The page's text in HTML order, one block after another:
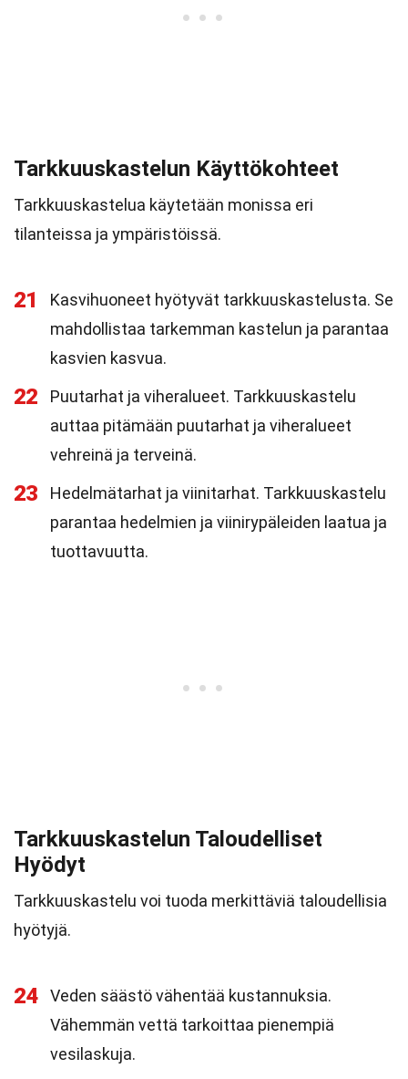
Tarkkuuskastelun Käyttökohteet
Tarkkuuskastelua käytetään monissa eri
tilanteissa ja ympäristöissä.
21
Kasvihuoneet hyötyvät tarkkuuskastelusta. Se
mahdollistaa tarkemman kastelun ja parantaa
kasvien kasvua.
22
Puutarhat ja viheralueet. Tarkkuuskastelu
auttaa pitämään puutarhat ja viheralueet
vehreinä ja terveinä.
23
Hedelmätarhat ja viinitarhat. Tarkkuuskastelu
parantaa hedelmien ja viinirypäleiden laatua ja
tuottavuutta.
Tarkkuuskastelun Taloudelliset
Hyödyt
Tarkkuuskastelu voi tuoda merkittäviä taloudellisia
hyötyjä.
24
Veden säästö vähentää kustannuksia.
Vähemmän vettä tarkoittaa pienempiä
vesilaskuja.